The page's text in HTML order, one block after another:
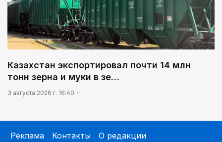
Казахстан экспортировал почти 14 млн
тонн зерна и муки в зе…
3 августа 2026 г. 16:40
Реклама Контакты
О редакции